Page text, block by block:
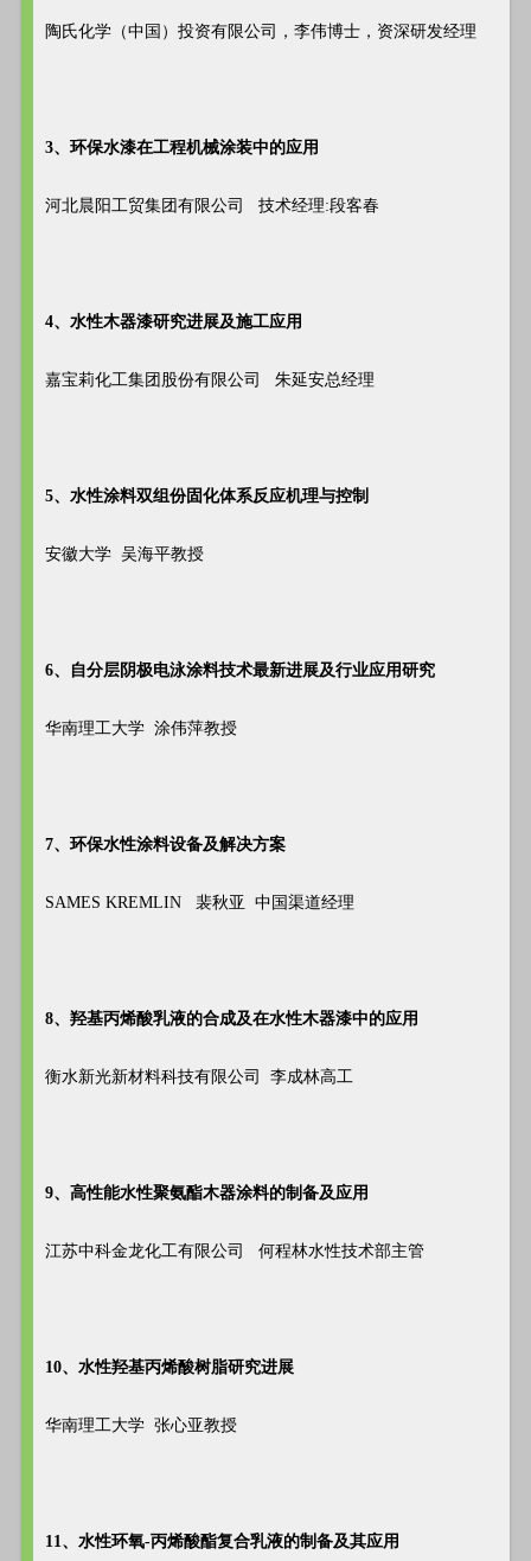
陶氏化学（中国）投资有限公司，李伟博士，资深研发经理
3、环保水漆在工程机械涂装中的应用
河北晨阳工贸集团有限公司 技术经理:段客春
4、水性木器漆研究进展及施工应用
嘉宝莉化工集团股份有限公司 朱延安总经理
5、水性涂料双组份固化体系反应机理与控制
安徽大学 吴海平教授
6、自分层阴极电泳涂料技术最新进展及行业应用研究
华南理工大学 涂伟萍教授
7、环保水性涂料设备及解决方案
SAMES KREMLIN 裴秋亚 中国渠道经理
8、羟基丙烯酸乳液的合成及在水性木器漆中的应用
衡水新光新材料科技有限公司 李成林高工
9、高性能水性聚氨酯木器涂料的制备及应用
江苏中科金龙化工有限公司 何程林水性技术部主管
10、水性羟基丙烯酸树脂研究进展
华南理工大学 张心亚教授
11、水性环氧-丙烯酸酯复合乳液的制备及其应用